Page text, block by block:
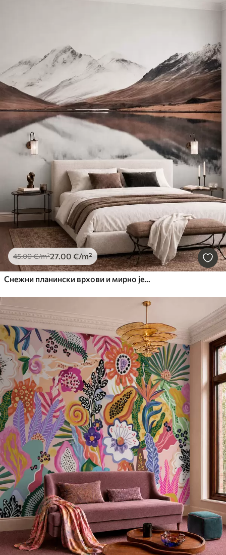
45.00€/m²27.00 €/m²
Снежни планински врхови и мирно језеро са одразом попут огледала